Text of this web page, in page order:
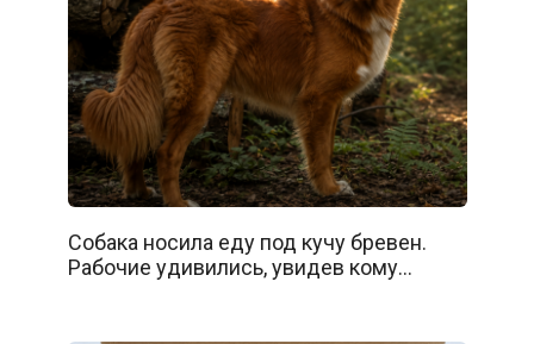
Собака носила еду под кучу бревен.
Рабочие удивились, увидев кому…